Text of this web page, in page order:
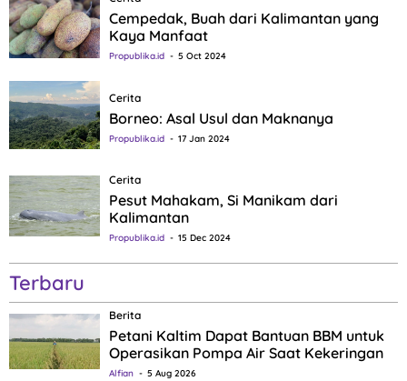
Cempedak, Buah dari Kalimantan yang
Kaya Manfaat
Propublika.id 5 Oct 2024
Cerita
Borneo: Asal Usul dan Maknanya
Propublika.id 17 Jan 2024
Cerita
Pesut Mahakam, Si Manikam dari
Kalimantan
Propublika.id 15 Dec 2024
Terbaru
Berita
Petani Kaltim Dapat Bantuan BBM untuk
Operasikan Pompa Air Saat Kekeringan
Alfian 5 Aug 2026